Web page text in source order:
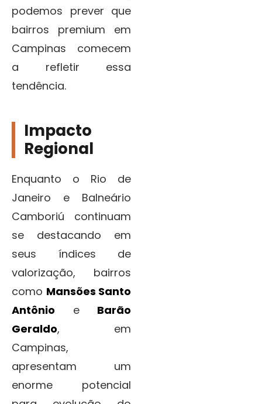
podemos prever que
bairros premium em
Campinas comecem
a refletir essa
tendência.
Impacto
Regional
Enquanto o Rio de
Janeiro e Balneário
Camboriú continuam
se destacando em
seus índices de
valorização, bairros
como Mansões Santo
Antônio e Barão
Geraldo, em
Campinas,
apresentam um
enorme potencial